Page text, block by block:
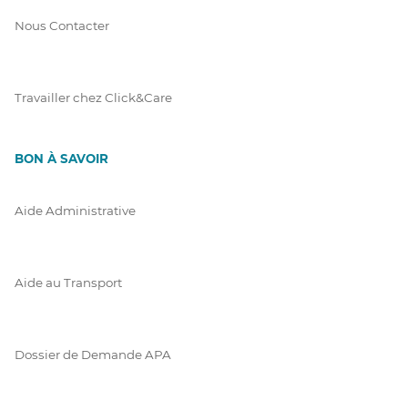
Nous Contacter
Travailler chez Click&Care
BON À SAVOIR
Aide Administrative
Aide au Transport
Dossier de Demande APA